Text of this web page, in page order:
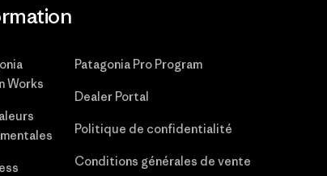
Works
Patagonia Pro Program
Dealer Portal
Politique de confidentialité
Conditions générales de vente